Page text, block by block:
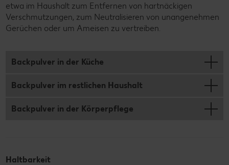
etwa im Haushalt zum Entfernen von hartnäckigen
Verschmutzungen, zum Neutralisieren von unangenehmen
Gerüchen oder um Ameisen zu vertreiben.
Backpulver in der Küche
Backpulver im restlichen Haushalt
Backpulver in der Körperpflege
Haltbarkeit